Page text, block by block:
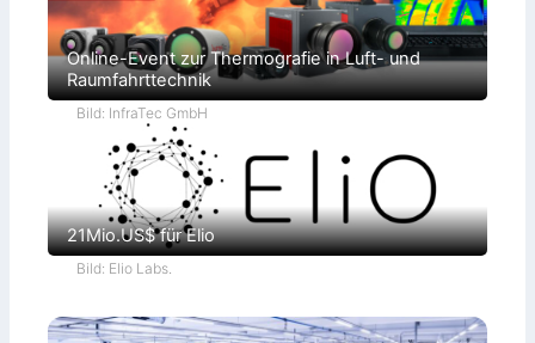
Online-Event zur Thermografie in Luft- und
Raumfahrttechnik
Bild: InfraTec GmbH
21Mio.US$ für Elio
Bild: Elio Labs.